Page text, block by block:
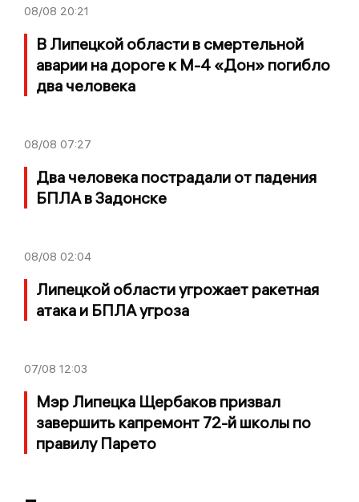
08/08 20:21
В Липецкой области в смертельной
аварии на дороге к М-4 «Дон» погибло
два человека
08/08 07:27
Два человека пострадали от падения
БПЛА в Задонске
08/08 02:04
Липецкой области угрожает ракетная
атака и БПЛА угроза
07/08 12:03
Мэр Липецка Щербаков призвал
завершить капремонт 72-й школы по
правилу Парето